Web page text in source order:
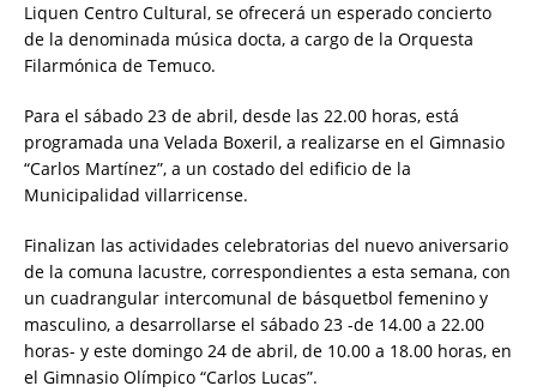
Liquen Centro Cultural, se ofrecerá un esperado concierto
de la denominada música docta, a cargo de la Orquesta
Filarmónica de Temuco.
Para el sábado 23 de abril, desde las 22.00 horas, está
programada una Velada Boxeril, a realizarse en el Gimnasio
“Carlos Martínez”, a un costado del edificio de la
Municipalidad villarricense.
Finalizan las actividades celebratorias del nuevo aniversario
de la comuna lacustre, correspondientes a esta semana, con
un cuadrangular intercomunal de básquetbol femenino y
masculino, a desarrollarse el sábado 23 -de 14.00 a 22.00
horas- y este domingo 24 de abril, de 10.00 a 18.00 horas, en
el Gimnasio Olímpico “Carlos Lucas”.